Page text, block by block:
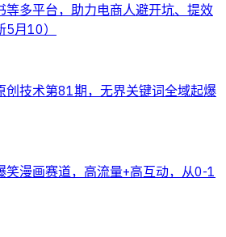
等多平台，助力电商人避开坑、提效
月10）
创技术第81期，无界关键词全域起爆
笑漫画赛道，高流量+高互动，从0-1